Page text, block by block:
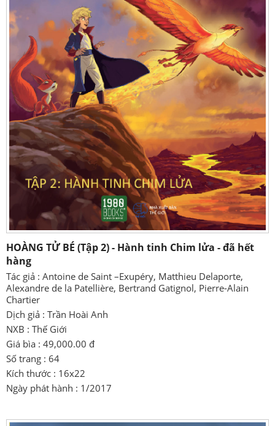
HOÀNG TỬ BÉ (Tập 2) - Hành tinh Chim lửa - đã hết
hàng
Tác giả : Antoine de Saint –Exupéry, Matthieu Delaporte,
Alexandre de la Patellière, Bertrand Gatignol, Pierre-Alain
Chartier
Dịch giả : Trần Hoài Anh
NXB : Thế Giới
Giá bìa : 49,000.00 đ
Số trang : 64
Kích thước : 16x22
Ngày phát hành : 1/2017